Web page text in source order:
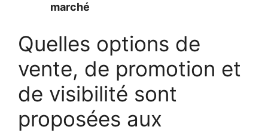
marché
Quelles options de
vente, de promotion et
de visibilité sont
proposées aux